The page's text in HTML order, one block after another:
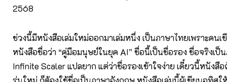
2568
ช่วงนี้มีหนังสือเล่มใหม่ออกมาเล่มหนึ่ง เป็นภาษาไทยเพราะคน
หนังสือชื่อว่า “คู่มือมนุษย์ในยุค AI” ชื่อนี้เป็นชื่อรอง ชื่อจริงเป็
Infinite Scaler แปลยาก แต่ว่าชื่อรองเข้าใจง่าย เดี๋ยวนี้หนังสือ